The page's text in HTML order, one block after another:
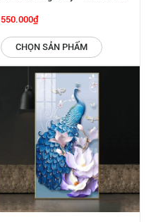
Ngư SGP 442226
550.000₫
CHỌN SẢN PHẨM